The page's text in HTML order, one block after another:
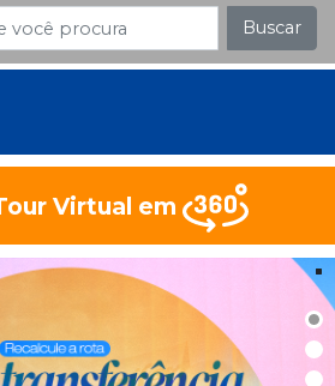
Buscar
Virtual em